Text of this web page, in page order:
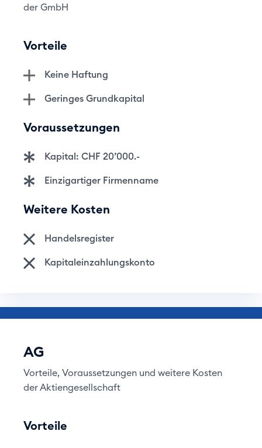
der GmbH
Vorteile
Keine Haftung
Geringes Grundkapital
Voraussetzungen
Kapital: CHF 20’000.-
Einzigartiger Firmenname
Weitere Kosten
Handelsregister
Kapitaleinzahlungskonto
AG
Vorteile, Voraussetzungen und weitere Kosten
der Aktiengesellschaft
Vorteile